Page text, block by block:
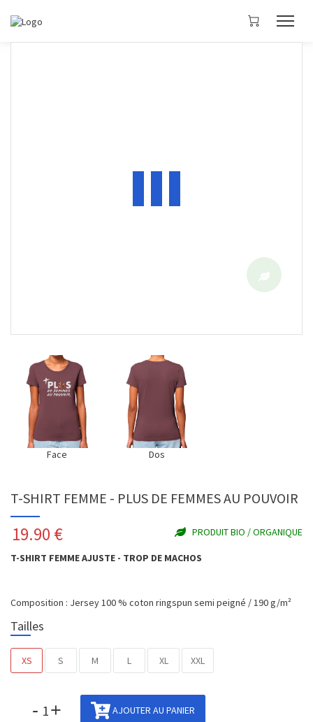
Face Dos
T-SHIRT FEMME - PLUS DE FEMMES AU POUVOIR
19.90 € PRODUIT BIO / ORGANIQUE
T-SHIRT FEMME AJUSTE - TROP DE MACHOS
Composition : Jersey 100 % coton ringspun semi peigné / 190 g/m²
Tailles
XS S M L XL XXL
- + AJOUTER AU PANIER